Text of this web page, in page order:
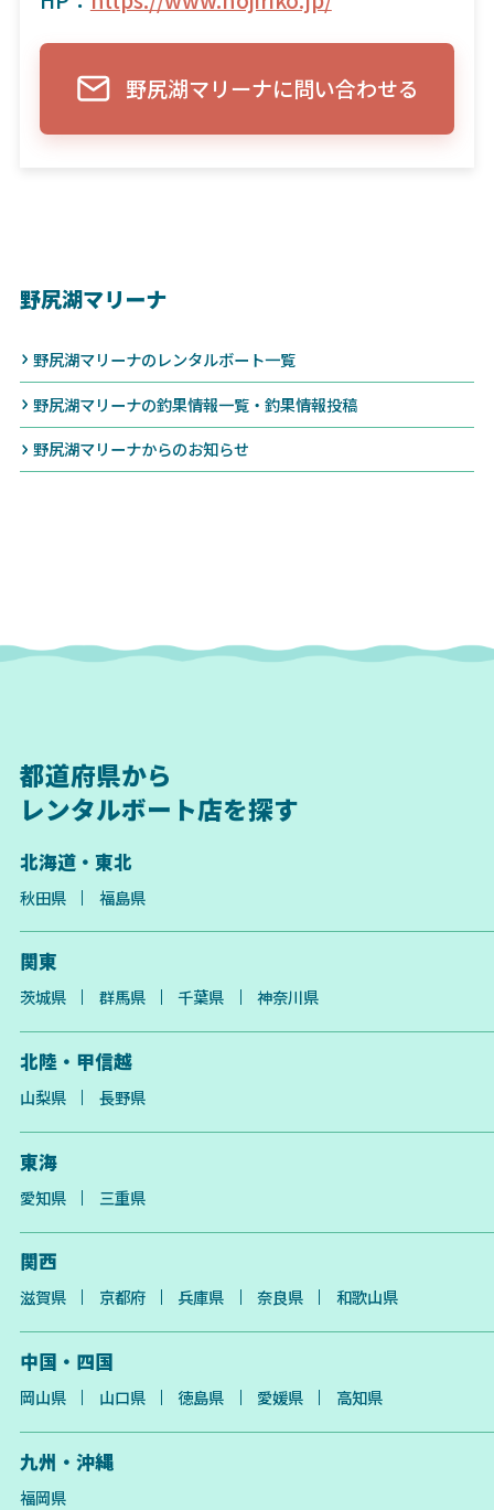
野尻湖マリーナに問い合わせる
野尻湖マリーナ
野尻湖マリーナのレンタルボート一覧
野尻湖マリーナの釣果情報一覧・釣果情報投稿
野尻湖マリーナからのお知らせ
都道府県から
レンタルボート店を探す
北海道・東北
秋田県 福島県
関東
茨城県 群馬県 千葉県 神奈川県
北陸・甲信越
山梨県 長野県
東海
愛知県 三重県
関西
滋賀県 京都府 兵庫県 奈良県 和歌山県
中国・四国
岡山県 山口県 徳島県 愛媛県 高知県
九州・沖縄
福岡県